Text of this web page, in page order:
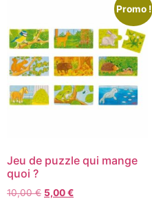
Promo !
Jeu de puzzle qui mange
quoi ?
10,00€ 5,00€